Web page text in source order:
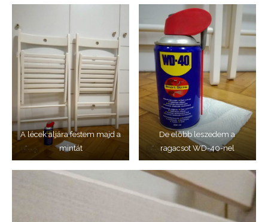
A lécek aljára festem majd a
mintát
De előbb leszedem a
ragacsot WD-40-nel